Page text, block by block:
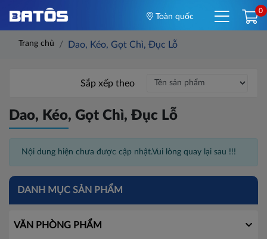
Toàn quốc
0
Trang chủ Dao, Kéo, Gọt Chì, Đục Lỗ
DANH MỤC SẢN PHẨM
VĂN PHÒNG PHẨM
Sắp xếp theo
Dao, Kéo, Gọt Chì, Đục Lỗ
Nội dung hiện chưa được cập nhật.Vui lòng quay lại sau !!!